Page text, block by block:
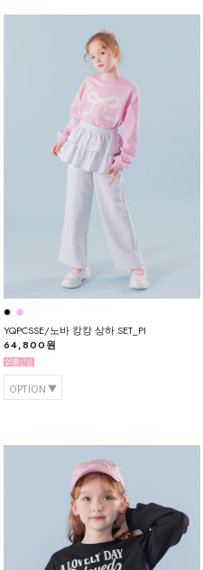
YQPCSSE/노바 캉캉 상하 SET_PI
64,800원
OPTION